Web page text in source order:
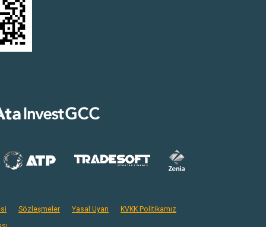
Sözleşmeler Yasal Uyarı
KVKK Politikamız